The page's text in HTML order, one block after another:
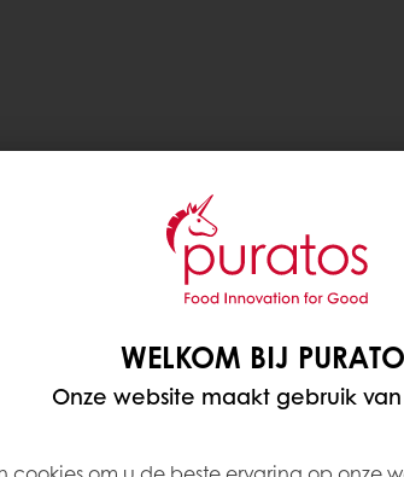
van een standmixer met een
WELKOM BIJ
Onze website maakt gebruik